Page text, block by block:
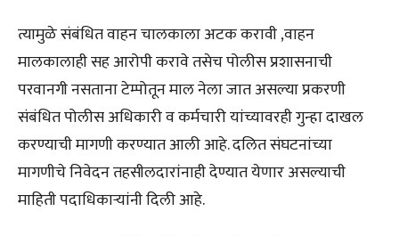
त्यामुळे संबंधित वाहन चालकाला अटक करावी ,वाहन
मालकालाही सह आरोपी करावे तसेच पोलीस प्रशासनाची
परवानगी नसताना टेम्पोतून माल नेला जात असल्या प्रकरणी
संबंधित पोलीस अधिकारी व कर्मचारी यांच्यावरही गुन्हा दाखल
करण्याची मागणी करण्यात आली आहे. दलित संघटनांच्या
मागणीचे निवेदन तहसीलदारांनाही देण्यात येणार असल्याची
माहिती पदाधिकाऱ्यांनी दिली आहे.